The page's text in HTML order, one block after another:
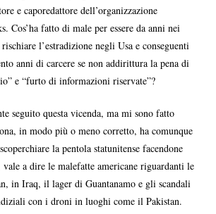
e caporedattore dell’organizzazione
Cos’ha fatto di male per essere da anni nei
l’estradizione negli Usa e conseguenti
anni di carcere se non addirittura la pena di
e “furto di informazioni riservate”?
seguito questa vicenda, ma mi sono fatto
in modo più o meno corretto, ha comunque
la pentola statunitense facendone
a dire le malefatte americane riguardanti le
in Iraq, il lager di Guantanamo e gli scandali
con i droni in luoghi come il Pakistan.